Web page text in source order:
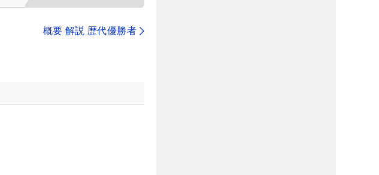
概要 解説 歴代優勝者